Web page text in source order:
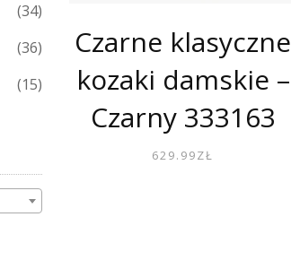
Czarne klasyczne
kozaki damskie –
Czarny 333163
629.99ZŁ
(34)
(36)
(15)